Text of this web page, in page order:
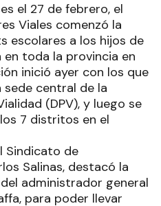
el 27 de febrero, el
Viales comenzó la
escolares a los hijos de
en toda la provincia en
inició ayer con los que
sede central de la
(DPV), y luego se
7 distritos en el
Sindicato de
Salinas, destacó la
administrador general
para poder llevar